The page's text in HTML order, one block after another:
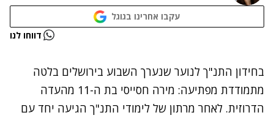
עקבו אחרינו בגוגל
נתקלנו בבעיה דווחו לנו
בחידון התנ"ך לנוער שנערך השבוע בירושלים בלטה
מתמודדת מפתיעה: מירה חסייסי בת ה-11 מהעדה
הדרוזית. לאחר מרתון של לימודי התנ"ך הגיעה יחד עם